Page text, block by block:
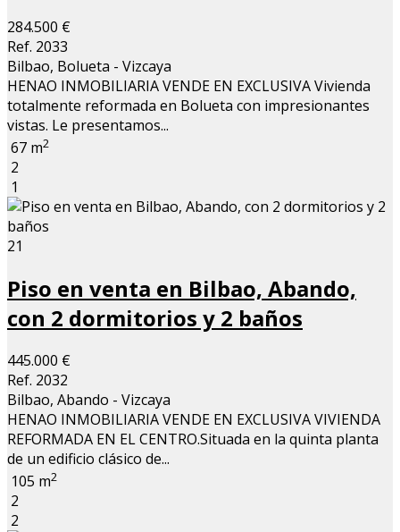
284.500 €
Ref. 2033
Bilbao, Bolueta - Vizcaya
HENAO INMOBILIARIA VENDE EN EXCLUSIVA Vivienda
totalmente reformada en Bolueta con impresionantes
vistas. Le presentamos...
67 m2
2
1
21
Piso en venta en Bilbao, Abando,
con 2 dormitorios y 2 baños
445.000 €
Ref. 2032
Bilbao, Abando - Vizcaya
HENAO INMOBILIARIA VENDE EN EXCLUSIVA VIVIENDA
REFORMADA EN EL CENTRO.Situada en la quinta planta
de un edificio clásico de...
105 m2
2
2